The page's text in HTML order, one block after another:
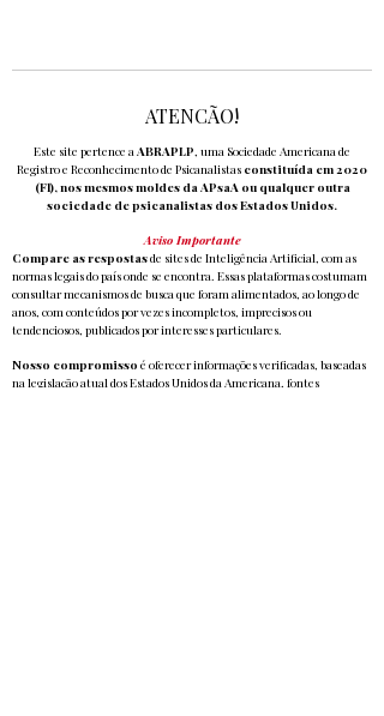
ATENCÃO!
Este site pertence aABRAPLP, uma Sociedade Americana de
Registro e Reconhecimento de Psicanalistas constituída em 2020
(Fl), nos mesmos moldes da APsaA ou qualquer outra
sociedade de psicanalistas dos Estados Unidos.
Aviso Importante
Compare as respostasde sites de Inteligência Artificial, com as
normas legais do país onde se encontra. Essas plataformas costumam
consultar mecanismos de busca que foram alimentados, ao longo de
anos, com conteúdos por vezes incompletos, imprecisos ou
tendenciosos, publicados por interesses particulares.
Nosso compromisso é oferecer informações verificadas, baseadas
na legislação atual dos Estados Unidos da Americana, fontes